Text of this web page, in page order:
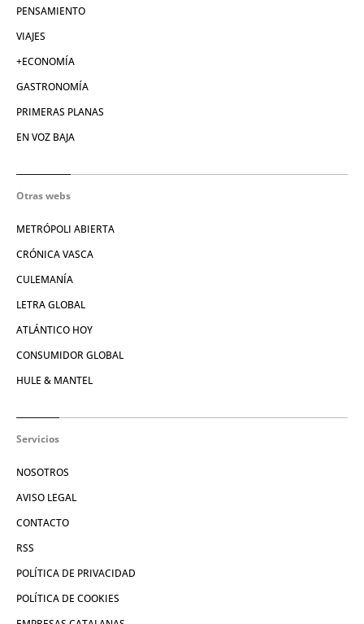
PENSAMIENTO
VIAJES
+ECONOMÍA
GASTRONOMÍA
PRIMERAS PLANAS
EN VOZ BAJA
Otras webs
METRÓPOLI ABIERTA
CRÓNICA VASCA
CULEMANÍA
LETRA GLOBAL
ATLÁNTICO HOY
CONSUMIDOR GLOBAL
HULE & MANTEL
Servicios
NOSOTROS
AVISO LEGAL
CONTACTO
RSS
POLÍTICA DE PRIVACIDAD
POLÍTICA DE COOKIES